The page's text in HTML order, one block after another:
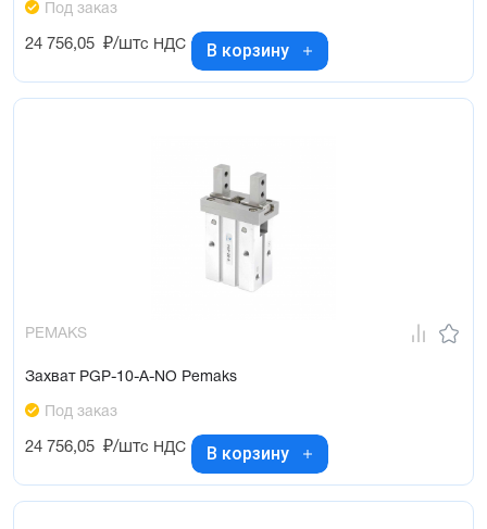
Под заказ
24 756,05 ₽/штс НДС В корзину
PEMAKS
Захват PGP-10-A-NO Pemaks
Под заказ
24 756,05 ₽/штс НДС В корзину